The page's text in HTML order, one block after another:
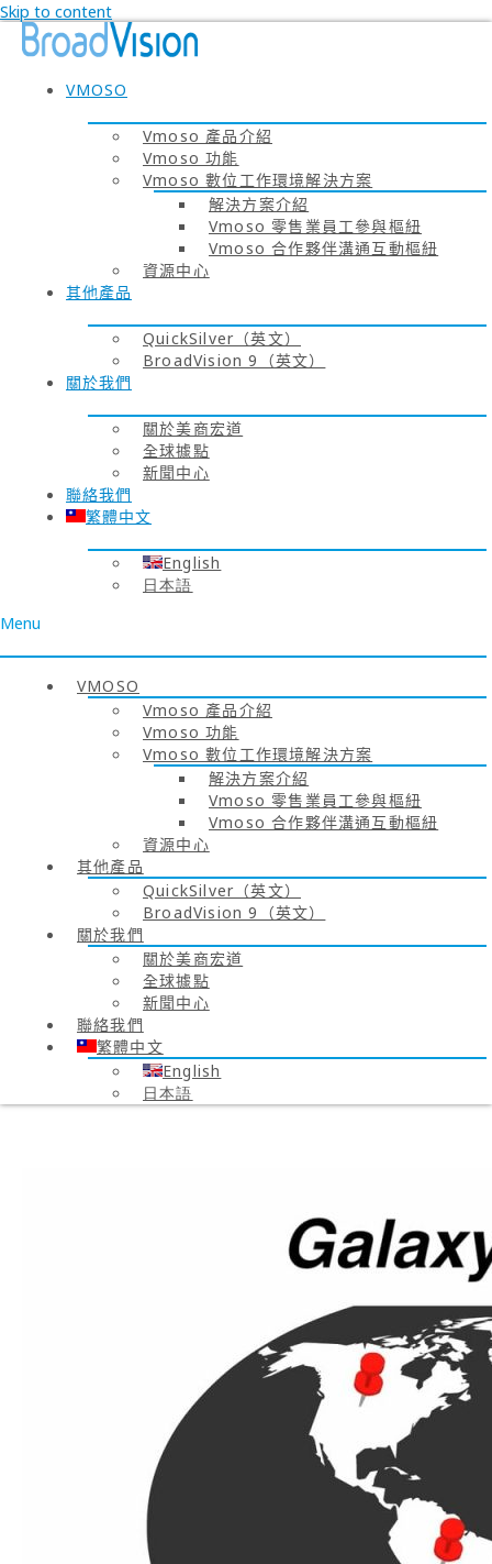
Skip to content
VMOSO
Vmoso 產品介紹
Vmoso 功能
Vmoso 數位工作環境解決方案
解決方案介紹
Vmoso 零售業員工參與樞紐
Vmoso 合作夥伴溝通互動樞紐
資源中心
其他產品
QuickSilver（英文）
BroadVision 9（英文）
關於我們
關於美商宏道
全球據點
新聞中心
聯絡我們
繁體中文
English
日本語
Menu
VMOSO
Vmoso 產品介紹
Vmoso 功能
Vmoso 數位工作環境解決方案
解決方案介紹
Vmoso 零售業員工參與樞紐
Vmoso 合作夥伴溝通互動樞紐
資源中心
其他產品
QuickSilver（英文）
BroadVision 9（英文）
關於我們
關於美商宏道
全球據點
新聞中心
聯絡我們
繁體中文
English
日本語